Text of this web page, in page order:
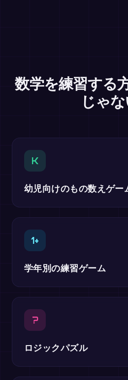
数学を練習する
じゃ
K
幼児向けのもの数えゲー
1+
学年別の練習ゲーム
?
ロジックパズル